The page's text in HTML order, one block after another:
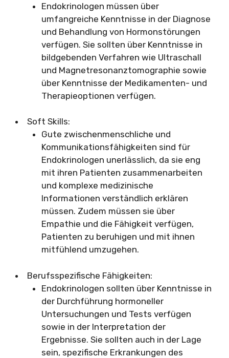
Endokrinologen müssen über
umfangreiche Kenntnisse in der Diagnose
und Behandlung von Hormonstörungen
verfügen. Sie sollten über Kenntnisse in
bildgebenden Verfahren wie Ultraschall
und Magnetresonanztomographie sowie
über Kenntnisse der Medikamenten- und
Therapieoptionen verfügen.
Soft Skills:
Gute zwischenmenschliche und
Kommunikationsfähigkeiten sind für
Endokrinologen unerlässlich, da sie eng
mit ihren Patienten zusammenarbeiten
und komplexe medizinische
Informationen verständlich erklären
müssen. Zudem müssen sie über
Empathie und die Fähigkeit verfügen,
Patienten zu beruhigen und mit ihnen
mitfühlend umzugehen.
Berufsspezifische Fähigkeiten:
Endokrinologen sollten über Kenntnisse in
der Durchführung hormoneller
Untersuchungen und Tests verfügen
sowie in der Interpretation der
Ergebnisse. Sie sollten auch in der Lage
sein, spezifische Erkrankungen des